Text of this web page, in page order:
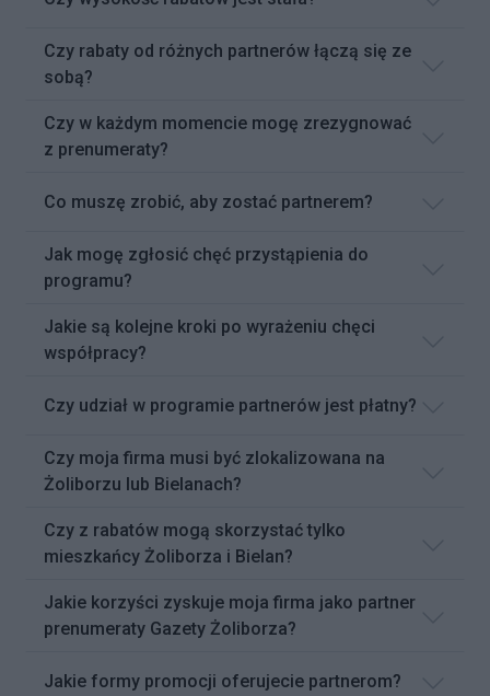
Czy rabaty od różnych partnerów łączą się ze
sobą?
Czy w każdym momencie mogę zrezygnować
z prenumeraty?
Co muszę zrobić, aby zostać partnerem?
Jak mogę zgłosić chęć przystąpienia do
programu?
Jakie są kolejne kroki po wyrażeniu chęci
współpracy?
Czy udział w programie partnerów jest płatny?
Czy moja firma musi być zlokalizowana na
Żoliborzu lub Bielanach?
Czy z rabatów mogą skorzystać tylko
mieszkańcy Żoliborza i Bielan?
Jakie korzyści zyskuje moja firma jako partner
prenumeraty Gazety Żoliborza?
Jakie formy promocji oferujecie partnerom?